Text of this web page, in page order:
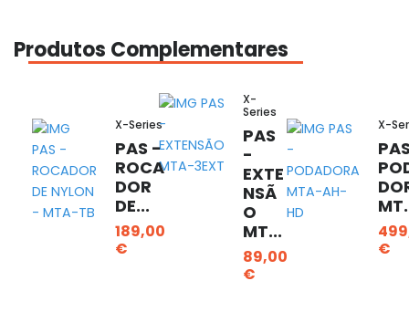
Produtos Complementares
X-Series
PAS -
ROCA
DOR
DE...
189,00
€
X-
Series
PAS
-
EXTE
NSÃ
O
MT...
89,00
€
X-
€